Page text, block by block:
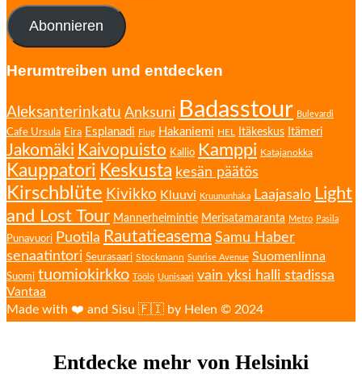
Adresse
Abonnieren
Herumtreiben und entdecken
Aleksanterinkatu Anksuni Badasstour Bulevardi
Cafe Ursula Eira Esplanadi Flug Hakaniemi HEL Itäkeskus Itämeri
Jakomäki Kaivopuisto Kallio Kamppi Katajanokka
Kauppatori Keskusta kesän päätös
Kirschblüte Kivikko Kluuvi Kruununhaka Laajasalo Light
and Lost Tour Mannerheimintie Merisatamaranta Metro Pasila
Punavuori Puotila Rautatieasema Samu Haber
senaatintori Seurasaari Stockmann Sunrise Avenue Suomenlinna
Suomi tuomiokirkko Töölö Uunisaari vain yksi halli stadissa
Vantaa
Made with ❤️ and Sisu 🇫🇮 by Helen © 2024
Entdecke mehr von Helsinki